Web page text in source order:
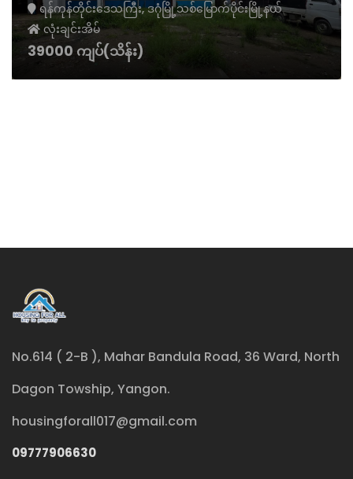
ရန်ကုန်တိုင်းဒေသကြီး, ဒဂုံမြို့သစ်မြောက်ပိုင်းမြို့နယ်
လုံးချင်းအိမ်
39000 ကျပ်(သိန်း)
No.614 ( 2-B ), Mahar Bandula Road, 36 Ward, North
Dagon Towship, Yangon.
housingforall017@gmail.com
09777906630